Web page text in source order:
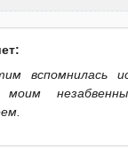
вспомнилась
моим